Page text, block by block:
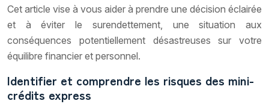
Cet article vise à vous aider à prendre une décision éclairée
et à éviter le surendettement, une situation aux
conséquences potentiellement désastreuses sur votre
équilibre financier et personnel.
Identifier et comprendre les risques des mini-
crédits express